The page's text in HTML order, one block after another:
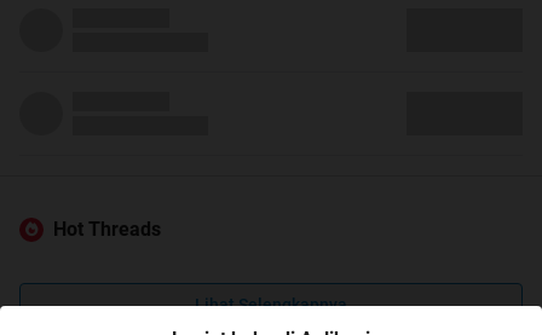
Hot Threads
Lihat Selengkapnya